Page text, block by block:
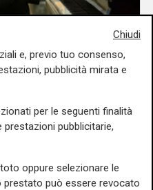
en plein air, il 6
Ducale il
Bach, Poulenc,
Chiudi
e, previo tuo consenso,
pubblicità mirata e
per le seguenti finalità
prestazioni pubblicitarie,
oppure selezionare le
prestato può essere revocato